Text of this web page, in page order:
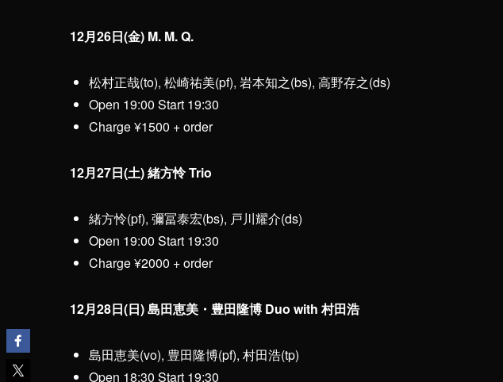
12月26日(金) M. M. Q.
松村正哉(to), 松崎祐美(pf), 岩本知之(bs), 高野存之(ds)
Open 19:00 Start 19:30
Charge ¥1500 + order
12月27日(土) 緒方怜 Trio
緒方怜(pf), 彌冨泰宏(bs), 戸川耀介(ds)
Open 19:00 Start 19:30
Charge ¥2000 + order
12月28日(日) 島田恵美・豊田隆博 Duo with 村田浩
島田恵美(vo), 豊田隆博(pf), 村田浩(tp)
Open 18:30 Start 19:30